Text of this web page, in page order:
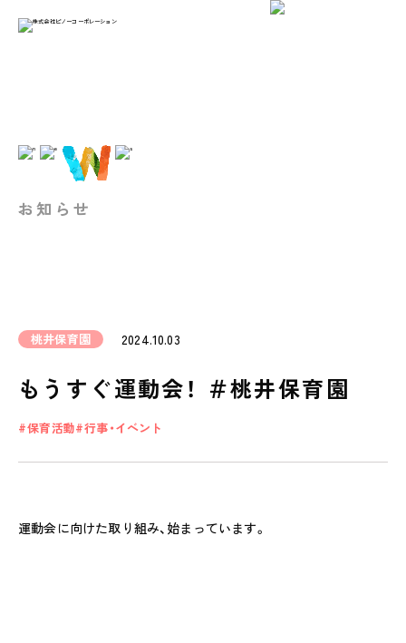
保育の特徴
お知らせ
桃井保育園 2024.10.03
もうすぐ運動会！ ＃桃井保育園
保育活動 行事・イベント
運動会に向けた取り組み、始まっています。